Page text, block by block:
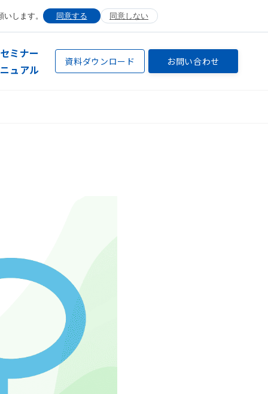
します。 同意する 同意しない
セミナー
ュアル
資料ダウンロード お問い合わせ